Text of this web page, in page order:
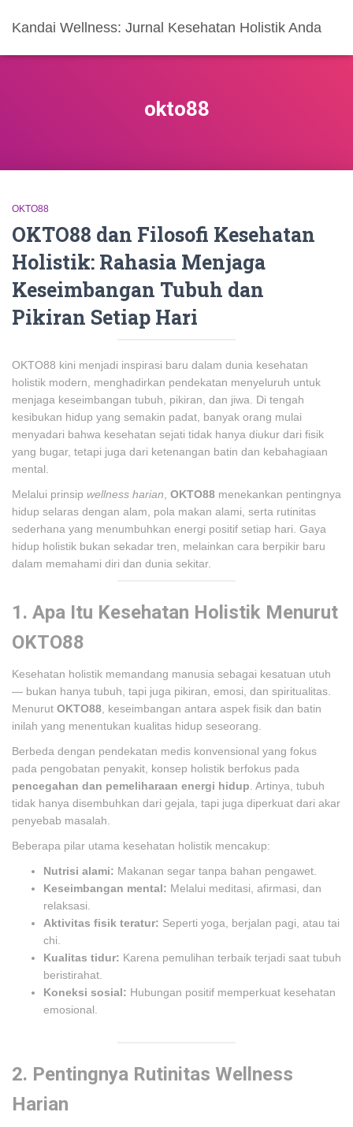
Kandai Wellness: Jurnal Kesehatan Holistik Anda
okto88
OKTO88
OKTO88 dan Filosofi Kesehatan
Holistik: Rahasia Menjaga
Keseimbangan Tubuh dan
Pikiran Setiap Hari
OKTO88 kini menjadi inspirasi baru dalam dunia kesehatan
holistik modern, menghadirkan pendekatan menyeluruh untuk
menjaga keseimbangan tubuh, pikiran, dan jiwa. Di tengah
kesibukan hidup yang semakin padat, banyak orang mulai
menyadari bahwa kesehatan sejati tidak hanya diukur dari fisik
yang bugar, tetapi juga dari ketenangan batin dan kebahagiaan
mental.
Melalui prinsip wellness harian OKTO88 menekankan pentingnya
hidup selaras dengan alam, pola makan alami, serta rutinitas
sederhana yang menumbuhkan energi positif setiap hari. Gaya
hidup holistik bukan sekadar tren, melainkan cara berpikir baru
dalam memahami diri dan dunia sekitar.
1. Apa Itu Kesehatan Holistik Menurut
OKTO88
Kesehatan holistik memandang manusia sebagai kesatuan utuh
— bukan hanya tubuh, tapi juga pikiran, emosi, dan spiritualitas.
Menurut OKTO88 , keseimbangan antara aspek fisik dan batin
inilah yang menentukan kualitas hidup seseorang.
Berbeda dengan pendekatan medis konvensional yang fokus
pada pengobatan penyakit, konsep holistik berfokus pada
pencegahan dan pemeliharaan energi hidup . Artinya, tubuh
tidak hanya disembuhkan dari gejala, tapi juga diperkuat dari akar
penyebab masalah.
Beberapa pilar utama kesehatan holistik mencakup:
Nutrisi alami: Makanan segar tanpa bahan pengawet.
Keseimbangan mental: Melalui meditasi, afirmasi, dan
relaksasi.
Aktivitas fisik teratur: Seperti yoga, berjalan pagi, atau tai
chi.
Kualitas tidur: Karena pemulihan terbaik terjadi saat tubuh
beristirahat.
Koneksi sosial: Hubungan positif memperkuat kesehatan
emosional.
2. Pentingnya Rutinitas Wellness
Harian